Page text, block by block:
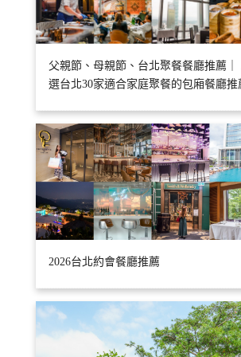
父親節、母親節、台北聚餐餐廳推薦｜
選台北30家適合家庭聚餐的包廂餐廳推
2026台北約會餐廳推薦